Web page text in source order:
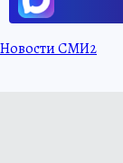
Новости СМИ2